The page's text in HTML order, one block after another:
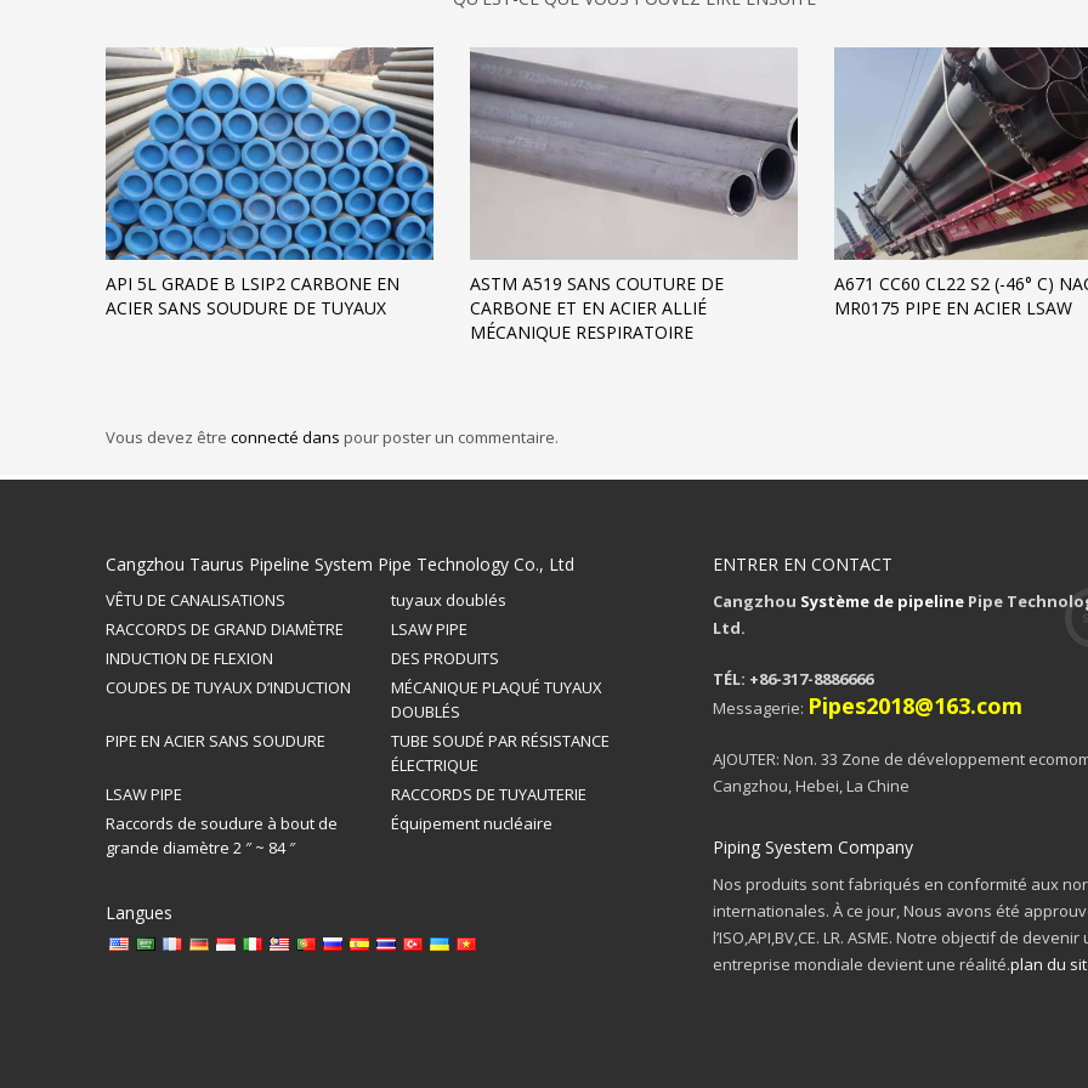
API 5L GRADE B LSIP2 CARBONE EN
ACIER SANS SOUDURE DE TUYAUX
ASTM A519 SANS COUTURE DE
CARBONE ET EN ACIER ALLIÉ
MÉCANIQUE RESPIRATOIRE
A671 CC60 CL22 S2 (-46° C)
MR0175 PIPE EN ACIER LSAW
Vous devez être connecté dans pour poster un commentaire.
Cangzhou Taurus Pipeline System Pipe Technology Co., Ltd
VÊTU DE CANALISATIONS
tuyaux doublés
RACCORDS DE GRAND DIAMÈTRE
LSAW PIPE
INDUCTION DE FLEXION
DES PRODUITS
COUDES DE TUYAUX D’INDUCTION
MÉCANIQUE PLAQUÉ TUYAUX
DOUBLÉS
PIPE EN ACIER SANS SOUDURE
TUBE SOUDÉ PAR RÉSISTANCE
ÉLECTRIQUE
LSAW PIPE
RACCORDS DE TUYAUTERIE
Raccords de soudure à bout de
grande diamètre 2 ″ ~ 84 ″
Équipement nucléaire
Langues
ENTRER EN CONTACT
Cangzhou Système de pipeline Pipe
Ltd.
TÉL: +86-317-8886666
Messagerie: Pipes2018@163.com
AJOUTER: Non. 33 Zone de développement
Cangzhou, Hebei, La Chine
Piping Syestem Company
Nos produits sont fabriqués en conformité aux
internationales. À ce jour, Nous avons été
l’ISO,API,BV,CE. LR. ASME. Notre objectif de devenir
entreprise mondiale devient une réalité.plan du